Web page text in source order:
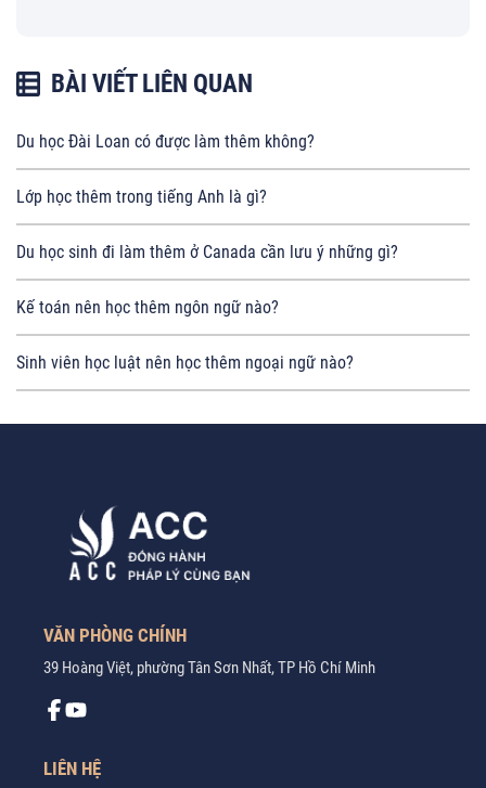
BÀI VIẾT LIÊN QUAN
Du học Đài Loan có được làm thêm không?
Lớp học thêm trong tiếng Anh là gì?
Du học sinh đi làm thêm ở Canada cần lưu ý những gì?
Kế toán nên học thêm ngôn ngữ nào?
Sinh viên học luật nên học thêm ngoại ngữ nào?
VĂN PHÒNG CHÍNH
39 Hoàng Việt, phường Tân Sơn Nhất, TP Hồ Chí Minh
LIÊN HỆ